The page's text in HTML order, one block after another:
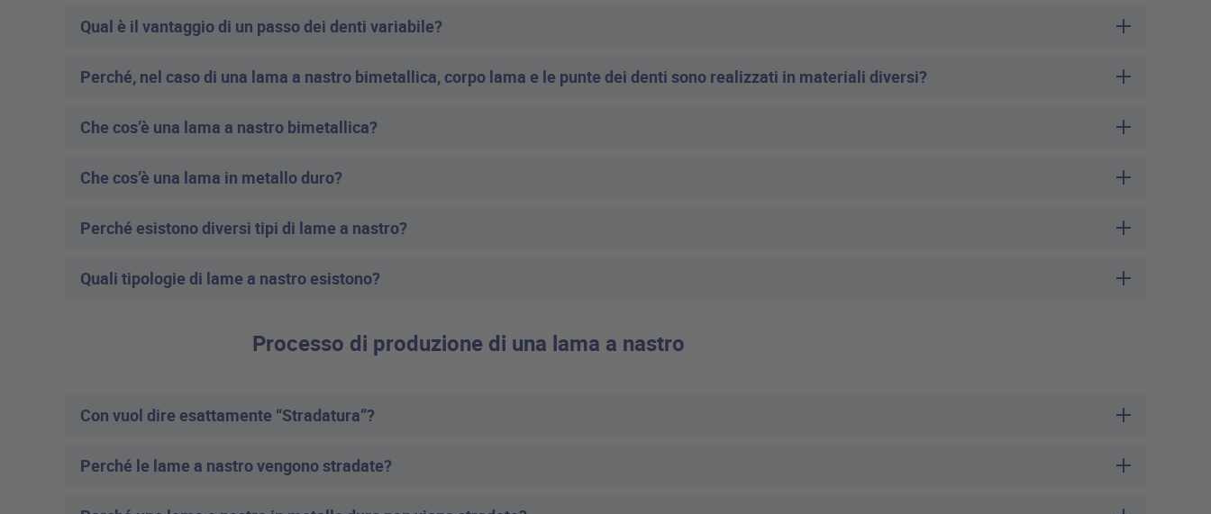
Qual è il vantaggio di un passo dei denti variabile?
Perché, nel caso di una lama a nastro bimetallica, corpo lama e le punte dei denti sono realizzati in materiali diversi?
Che cos’è una lama a nastro bimetallica?
Che cos’è una lama in metallo duro?
Perché esistono diversi tipi di lame a nastro?
Quali tipologie di lame a nastro esistono?
Processo di produzione di una lama a nastro
Con vuol dire esattamente “Stradatura”?
Perché le lame a nastro vengono stradate?